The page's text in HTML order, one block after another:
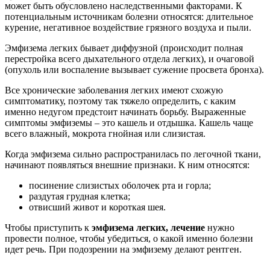
может быть обусловлено наследственными факторами. К
потенциальным источникам болезни относятся: длительное
курение, негативное воздействие грязного воздуха и пыли.
Эмфизема легких бывает диффузной (происходит полная
перестройка всего дыхательного отдела легких), и очаговой
(опухоль или воспаление вызывает сужение просвета бронха).
Все хронические заболевания легких имеют схожую
симптоматику, поэтому так тяжело определить, с каким
именно недугом предстоит начинать борьбу. Выраженные
симптомы эмфиземы – это кашель и отдышка. Кашель чаще
всего влажный, мокрота гнойная или слизистая.
Когда эмфизема сильно распространилась по легочной ткани,
начинают появляться внешние признаки. К ним относятся:
посинение слизистых оболочек рта и горла;
раздутая грудная клетка;
отвисший живот и короткая шея.
Чтобы приступить к эмфизема легких, лечение нужно
провести полное, чтобы убедиться, о какой именно болезни
идет речь. При подозрении на эмфизему делают рентген.